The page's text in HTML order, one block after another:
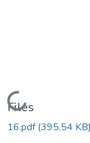
Loading...
Files
16.pdf(395.54 KB)